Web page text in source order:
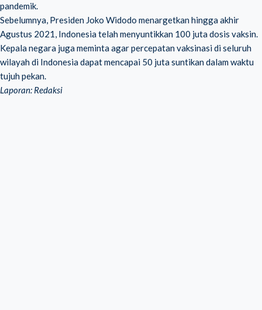
pandemik.
Sebelumnya, Presiden Joko Widodo menargetkan hingga akhir
Agustus 2021, Indonesia telah menyuntikkan 100 juta dosis vaksin.
Kepala negara juga meminta agar percepatan vaksinasi di seluruh
wilayah di Indonesia dapat mencapai 50 juta suntikan dalam waktu
tujuh pekan.
Laporan: Redaksi